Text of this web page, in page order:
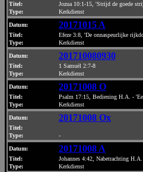
Titel:
Jozua 10:1-15, 'Strijd de goede
Type:
Kerkdienst
Datum: 20171015 A
Titel:
Efeze 3:8, 'De onnaspeurlijke
Type:
Kerkdienst
Datum: 201710080930
Titel:
1 Samuël 2:7-8
Type:
Kerkdienst
Datum: 20171008 O
Titel:
Psalm 17:15, Bediening H.A. -
Type:
Kerkdienst
Datum: 20171008 Ox
Titel:
Type:
-
Datum: 20171008 A
Titel:
Johannes 4:42, Nabetrachting
Type:
Kerkdienst